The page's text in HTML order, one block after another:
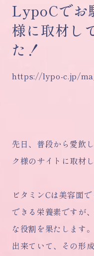
LypoCでお
様に取材し
た！
https://lypo-c.jp/
先日、普段から愛飲
ク様のサイトに取材
ビタミンCは美容面
できる栄養素ですが
な役割を果たします
出来ていて、その形